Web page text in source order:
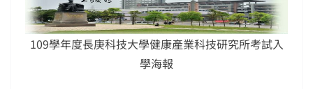
109學年度長庚科技大學健康產業科技研究所考試入
學海報